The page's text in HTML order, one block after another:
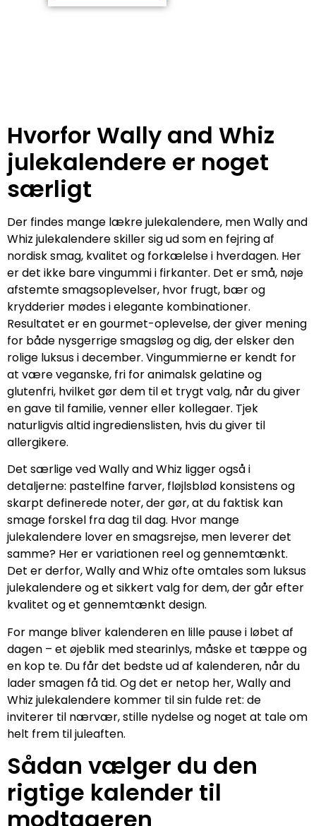
Hvorfor Wally and Whiz
julekalendere er noget
særligt
Der findes mange lækre julekalendere, men Wally and
Whiz julekalendere skiller sig ud som en fejring af
nordisk smag, kvalitet og forkælelse i hverdagen. Her
er det ikke bare vingummi i firkanter. Det er små, nøje
afstemte smagsoplevelser, hvor frugt, bær og
krydderier mødes i elegante kombinationer.
Resultatet er en gourmet-oplevelse, der giver mening
for både nysgerrige smagsløg og dig, der elsker den
rolige luksus i december. Vingummierne er kendt for
at være veganske, fri for animalsk gelatine og
glutenfri, hvilket gør dem til et trygt valg, når du giver
en gave til familie, venner eller kollegaer. Tjek
naturligvis altid ingredienslisten, hvis du giver til
allergikere.
Det særlige ved Wally and Whiz ligger også i
detaljerne: pastelfine farver, fløjlsblød konsistens og
skarpt definerede noter, der gør, at du faktisk kan
smage forskel fra dag til dag. Hvor mange
julekalendere lover en smagsrejse, men leverer det
samme? Her er variationen reel og gennemtænkt.
Det er derfor, Wally and Whiz ofte omtales som luksus
julekalendere og et sikkert valg for dem, der går efter
kvalitet og et gennemtænkt design.
For mange bliver kalenderen en lille pause i løbet af
dagen – et øjeblik med stearinlys, måske et tæppe og
en kop te. Du får det bedste ud af kalenderen, når du
lader smagen få tid. Og det er netop her, Wally and
Whiz julekalendere kommer til sin fulde ret: de
inviterer til nærvær, stille nydelse og noget at tale om
helt frem til juleaften.
Sådan vælger du den
rigtige kalender til
modtageren